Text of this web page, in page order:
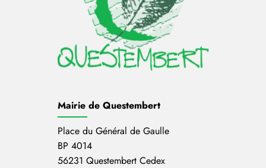
Mairie de Questembert
Place du Général de Gaulle
BP 4014
56231 Questembert Cedex